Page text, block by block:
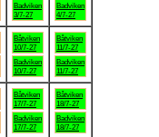
Badviken
3/7-27
Badviken
4/7-27
Båtviken
10/7-27
Badviken
10/7-27
Båtviken
11/7-27
Badviken
11/7-27
Båtviken
17/7-27
Badviken
17/7-27
Båtviken
18/7-27
Badviken
18/7-27